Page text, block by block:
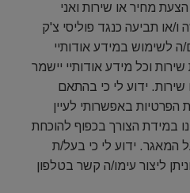
מחיר או שירות ואני
ו/או תביעה כנגד פוליסי צ'ק
ה לשימוש במידע אודותיי
וכל מידע אודותיי יישמר
ידוע לי כי בהתאם
בחוק הגנת הפרטיות באפשרותי לעיין
במידת הצורך בכפוף להוכחת
המאגר. ידוע לי כי בעל/ת
ליצור עימו/ה קשר בטלפון